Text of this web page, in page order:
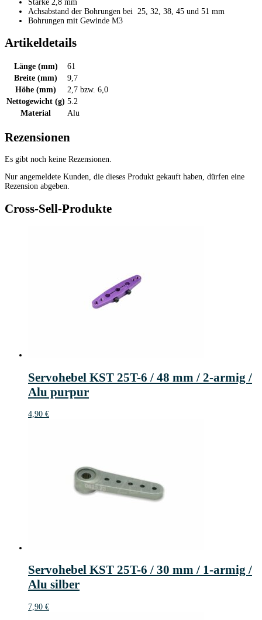
Stärke 2,8 mm
Achsabstand der Bohrungen bei 25, 32, 38, 45 und 51 mm
Bohrungen mit Gewinde M3
Artikeldetails
Länge (mm)
61
Breite (mm)
9,7
Höhe (mm)
2,7 bzw. 6,0
Nettogewicht (g) 5.2
Material
Alu
Rezensionen
Es gibt noch keine Rezensionen.
Nur angemeldete Kunden, die dieses Produkt gekauft haben, dürfen eine
Rezension abgeben.
Cross-Sell-Produkte
Servohebel KST 25T-6 / 48 mm / 2-armig /
Alu purpur
4,90 €
Servohebel KST 25T-6 / 30 mm / 1-armig /
Alu silber
7,90 €